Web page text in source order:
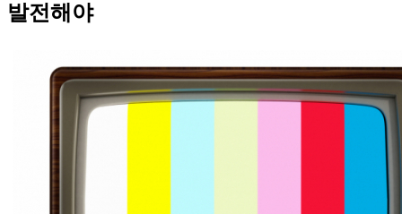
발전해야